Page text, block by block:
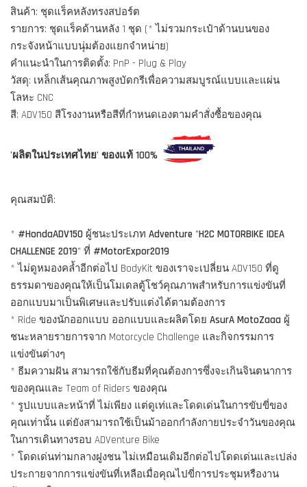
สินค้า: ชุดแร็คหลังทรงสปอร์ต
รายการ: ชุดแร็คด้านหลัง 1 ชุด (* ไม่รวมกระเป๋าด้านบนของ
กระจังหน้าแบบนุ่มต้องแยกจำหน่าย)
คำแนะนำในการติดตั้ง: PnP - Plug & Play
วัสดุ: เหล็กเส้นคุณภาพสูงบัดกรีเพื่อความสมบูรณ์แบบและแผ่น
โลหะ CNC
สี: ADV150 สีโรงงานหรือสีที่กำหนดเองตามคำสั่งซื้อของคุณ
'ผลิตในประเทศไทย' ของแท้ 100%
คุณสมบัติ:
* #HondaADV150 ผู้ชนะประเภท Adventure "H2C MOTORBIKE IDEA
CHALLENGE 2019" ที่ #MotorExpor2019
* ไม่ดูหมองคล้ำอีกต่อไป BodyKit ของเราจะเปลี่ยน ADV150 ที่ดู
ธรรมดาของคุณให้เป็นโมเดลตู้โชว์คุณภาพสำหรับการแข่งขันที่
ออกแบบมาเป็นพิเศษและปรับแต่งได้ตามต้องการ
* Ride ของนักออกแบบ ออกแบบและผลิตโดย AsurA MotoZaaa ผู้
ชนะหลายรายการจาก Motorcycle Challenge และกิจกรรมการ
แข่งขันต่างๆ
* ธีมความฝัน สามารถใช้กับธีมที่คุณต้องการซึ่งจะเกินจินตนาการ
ของคุณและ Team of Riders ของคุณ
* รูปแบบและหน้าที่ ไม่เพียง แต่ดูเท่และโดดเด่นในการขับขี่ของ
คุณเท่านั้น แต่ยังสามารถใช้เป็นม้าออกกำลังกายประจำวันของคุณ
ในการเดินทางรอบ ADVenture Bike
* โดดเด่นท่ามกลางฝูงชน ไม่เหมือนเดิมอีกต่อไปโดดเด่นและเปล่ง
ประกายจากการแข่งขันที่เหลือเมื่อคุณไปขี่การประชุมหรืองาน